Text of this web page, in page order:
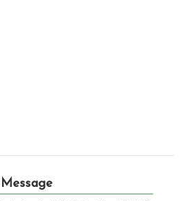
Message